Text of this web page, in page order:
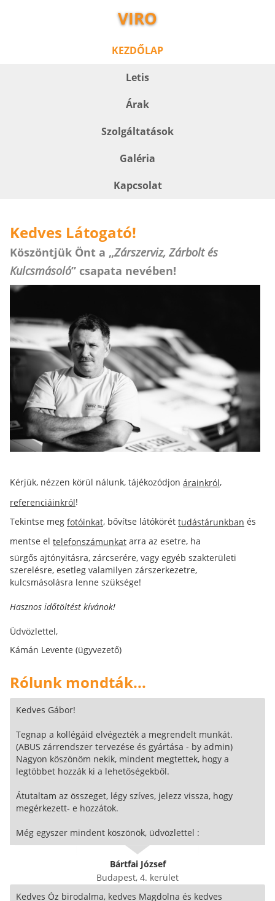
VIRO
KEZDŐLAP
Letis
Árak
Szolgáltatások
Galéria
Kapcsolat
Kedves Látogató!
Köszöntjük Önt a „Zárszerviz, Zárbolt és
Kulcsmásoló” csapata nevében!
Kérjük, nézzen körül nálunk, tájékozódjon árainkról,
referenciáinkról!
Tekintse meg fotóinkat, bővítse látókörét tudástárunkban és
mentse el telefonszámunkat arra az esetre, ha
sürgős ajtónyitásra, zárcserére, vagy egyéb szakterületi
szerelésre, esetleg valamilyen zárszerkezetre,
kulcsmásolásra lenne szüksége!
Hasznos időtöltést kívánok!
Üdvözlettel,
Kámán Levente (ügyvezető)
Rólunk mondták...
Kedves Gábor!
Tegnap a kollégáid elvégezték a megrendelt munkát.
(ABUS zárrendszer tervezése és gyártása - by admin)
Nagyon köszönöm nekik, mindent megtettek, hogy a
legtöbbet hozzák ki a lehetőségekből.
Átutaltam az összeget, légy szíves, jelezz vissza, hogy
megérkezett- e hozzátok.
Még egyszer mindent köszönök, üdvözlettel :
Bártfai József
Budapest, 4. kerület
Kedves Óz birodalma, kedves Magdolna és kedves